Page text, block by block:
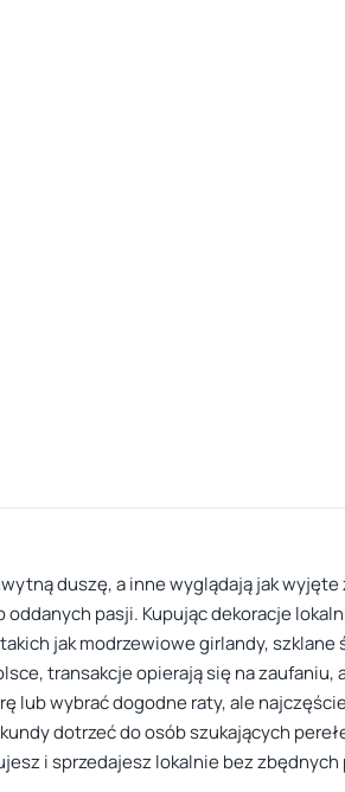
duszę, a inne wyglądają jak
pasji. Kupując dekoracje
jak modrzewiowe girlandy,
transakcje opierają się na
wybrać dogodne raty, ale
dotrzeć do osób szukających
i sprzedajesz lokalnie bez zbędnych